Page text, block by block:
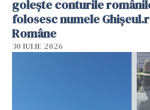
golește conturile
folosesc numele
Române
30 IULIE 2026